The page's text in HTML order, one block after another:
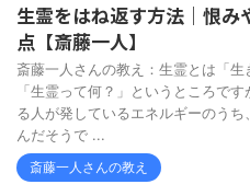
生霊をはね返す方法｜恨
点【斎藤一人】
斎藤一人さんの教え：生霊とは「
「生霊って何？」というところで
る人が発しているエネルギーのう
んだそうで ...
斎藤一人さんの教え